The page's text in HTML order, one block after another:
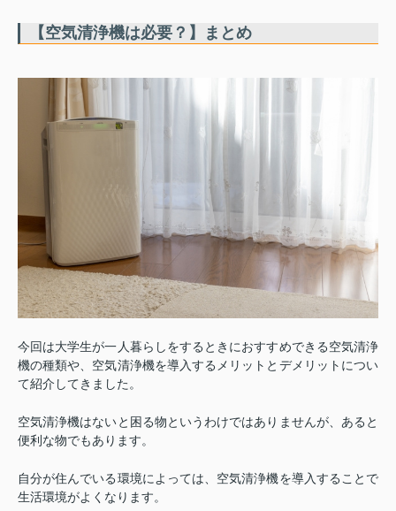
【空気清浄機は必要？】まとめ
今回は大学生が一人暮らしをするときにおすすめできる空気清浄
機の種類や、空気清浄機を導入するメリットとデメリットについ
て紹介してきました。
空気清浄機はないと困る物というわけではありませんが、あると
便利な物でもあります。
自分が住んでいる環境によっては、空気清浄機を導入することで
生活環境がよくなります。